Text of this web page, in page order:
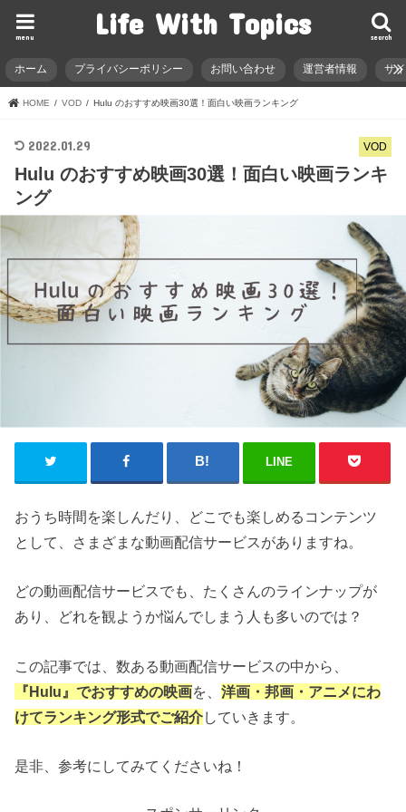
Life With Topics search
menu
ホーム プライバシーポリシー お問い合わせ 運営者情報 サ
HOME VOD Hulu のおすすめ映画30選！面白い映画ランキング
VOD
2022.01.29
Hulu のおすすめ映画30選！面白い映画ランキ
ング
LINE
おうち時間を楽しんだり、どこでも楽しめるコンテンツ
として、さまざまな動画配信サービスがありますね。
どの動画配信サービスでも、たくさんのラインナップが
あり、どれを観ようか悩んでしまう人も多いのでは？
この記事では、数ある動画配信サービスの中から、
『Hulu』でおすすめの映画を、洋画・邦画・アニメにわ
けてランキング形式でご紹介していきます。
是非、参考にしてみてくださいね！